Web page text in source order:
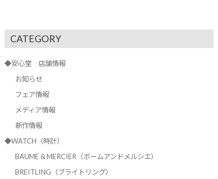
CATEGORY
◆安心堂 店舗情報
お知らせ
フェア情報
メディア情報
新作情報
◆WATCH（時計）
BAUME & MERCIER（ボームアンドメルシエ）
BREITLING（ブライトリング）